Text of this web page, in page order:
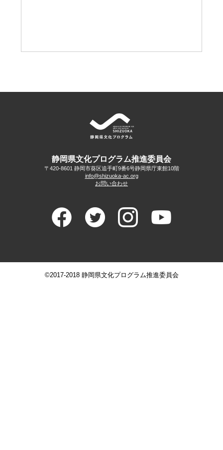
静岡県文化プログラム推進委員会
〒420-8601 静岡市葵区追手町9番6号静岡県庁東館10階
info@shizuoka-ac.org
お問い合わせ
©2017-2018 静岡県文化プログラム推進委員会